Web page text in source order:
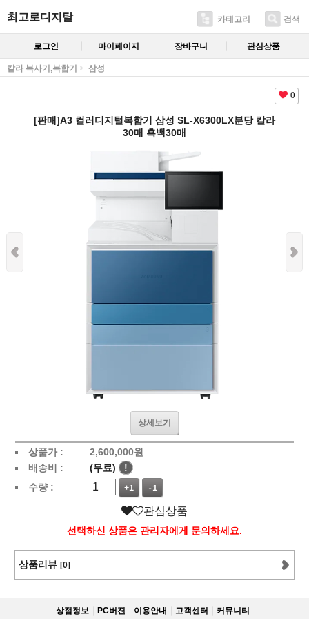
최고로디지탈 카테고리 검색
로그인 마이페이지 장바구니 관심상품
칼라 복사기,복합기 삼성
0
[판매]A3 컬러디지털복합기 삼성 SL-X6300LX분당 칼라
30매 흑백30매
상세보기
상품가 : 2,600,000원
배송비 :
(무료)
!
수량 :
+1 -1
관심상품
선택하신 상품은 관리자에게 문의하세요.
상품리뷰 [0]
상점정보 PC버젼 이용안내 고객센터 커뮤니티